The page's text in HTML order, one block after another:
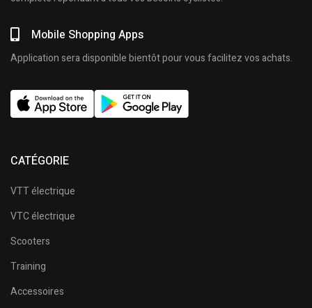
Mobile Shopping Apps
Application sera disponible bientôt pour vous facilitez vos achats.
CATÉGORIE
VTT électrique
VTC électrique
Scooters
Training
Accessoires